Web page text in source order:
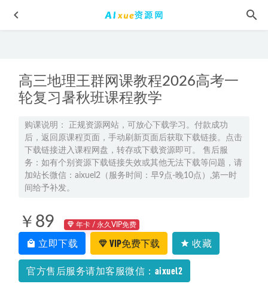
高三地理王群网课教程2026高考一
轮复习暑秋班课程教学
购课说明： 正规资源网站，可放心下载学习。付款成功
后，返回原课程页面，手动刷新页面后获取下载链接。点击
下载链接进入课程网盘，转存或下载资源即可。 售后服
务：如有个别资源下载链接失效或其他无法下载等问题，请
加站长微信：aixuel2（服务时间：早9点-晚10点）,第一时
间给予补发。
￥89 年卡 / 永久VIP免费
立即下载 VIP免费下载 收藏
官方售后服务请加客服微信：aixuel2
侯宝林-郭启儒相声大全有声读物MP3百度网盘打包下载
2022-05-01
学而思培优-《2021寒假》语文/数学1—6年级全套直播视频网
课,93.54G百度网盘资源打包下载
2022-12-25
探秘刘杰老师物理网课：开启物理学习新视野 2025-02-19
2025张艳平高三地理网课25年高考地理二轮复习寒假班
12-26